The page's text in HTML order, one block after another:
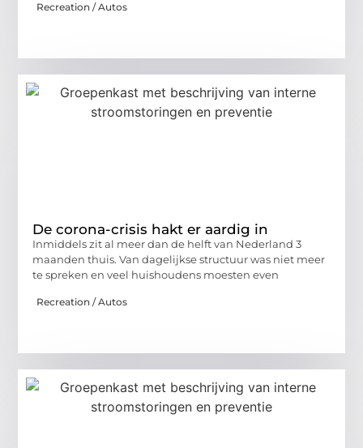
Recreation / Autos
De corona-crisis hakt er aardig in
Inmiddels zit al meer dan de helft van Nederland 3
maanden thuis. Van dagelijkse structuur was niet meer
te spreken en veel huishoudens moesten even
Recreation / Autos